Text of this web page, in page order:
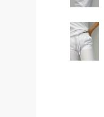
Страховочное
Наколенники
Сумки и Рюкзаки